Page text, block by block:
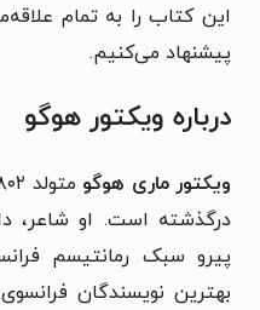
این کتاب را به تمام
پیشنهاد می‌کنیم.
درباره ویکتور هوگو
ویکتور ماری هوگو
درگذشته است. او شاعر،
پیرو سبک رمانتیسم
بهترین نویسندگان